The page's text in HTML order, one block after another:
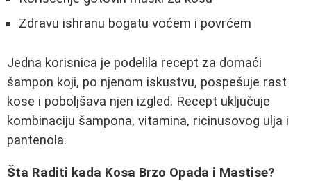
Zdravu ishranu bogatu voćem i povrćem
Jedna korisnica je podelila recept za domaći
šampon koji, po njenom iskustvu, pospešuje rast
kose i poboljšava njen izgled. Recept uključuje
kombinaciju šampona, vitamina, ricinusovog ulja i
pantenola.
Šta Raditi kada Kosa Brzo Opada i Mastise?